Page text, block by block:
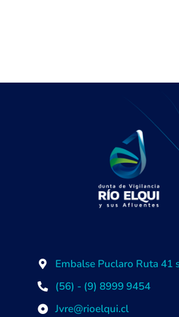
Embalse Puclaro Ruta 41
(56) - (9) 8999 9454
Jvre@rioelqui.cl